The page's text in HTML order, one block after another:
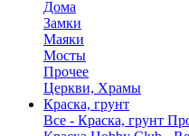
Дома
Замки
Маяки
Мосты
Прочее
Церкви, Храмы
Краска, грунт
Все - Краска, грунт